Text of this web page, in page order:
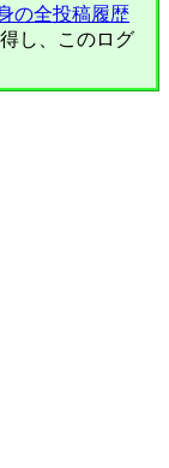
の全投稿履歴
し、このログ